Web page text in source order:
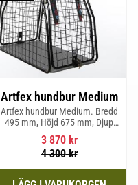
Artfex hundbur Medium
Artfex hundbur Medium. Bredd
495 mm, Höjd 675 mm, Djup
830 mm och Vikt 17 kg.
3 870kr
4 300kr